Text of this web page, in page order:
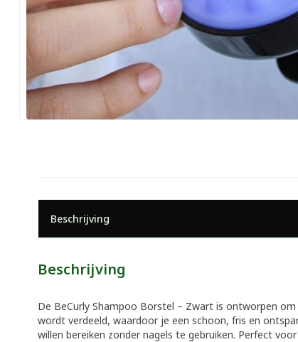
Beschrijving
Beschrijving
De BeCurly Shampoo Borstel – Zwart is ontworpen
wordt verdeeld, waardoor je een schoon, fris en
willen bereiken zonder nagels te gebruiken. Perfect